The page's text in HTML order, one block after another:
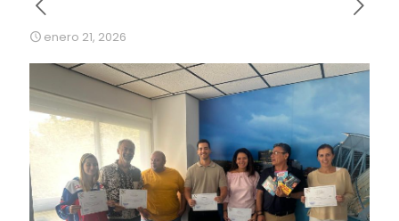
enero 21, 2026